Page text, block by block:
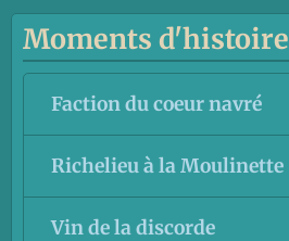
Moments d'histoire
Faction du coeur navré
Richelieu à la Moulinette
Vin de la discorde